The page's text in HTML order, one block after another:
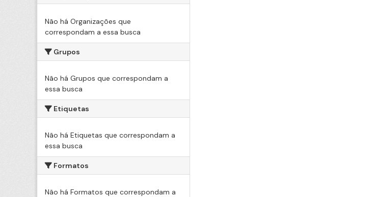
Não há Organizações que
correspondam a essa busca
Grupos
Não há Grupos que correspondam a
essa busca
Etiquetas
Não há Etiquetas que correspondam a
essa busca
Formatos
Não há Formatos que correspondam a